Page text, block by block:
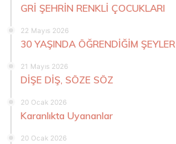
GRİ ŞEHRİN RENKLİ ÇOCUKLARI
22 Mayıs 2026
30 YAŞINDA ÖĞRENDİĞİM ŞEYLER
21 Mayıs 2026
DİŞE DİŞ, SÖZE SÖZ
20 Ocak 2026
Karanlıkta Uyananlar
20 Ocak 2026